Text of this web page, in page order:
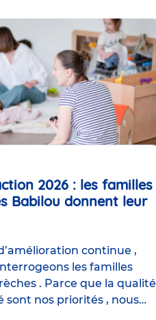
2026 : les familles
Babilou donnent leur
continue ,
les familles
. Parce que la qualité
sont nos priorités , nous